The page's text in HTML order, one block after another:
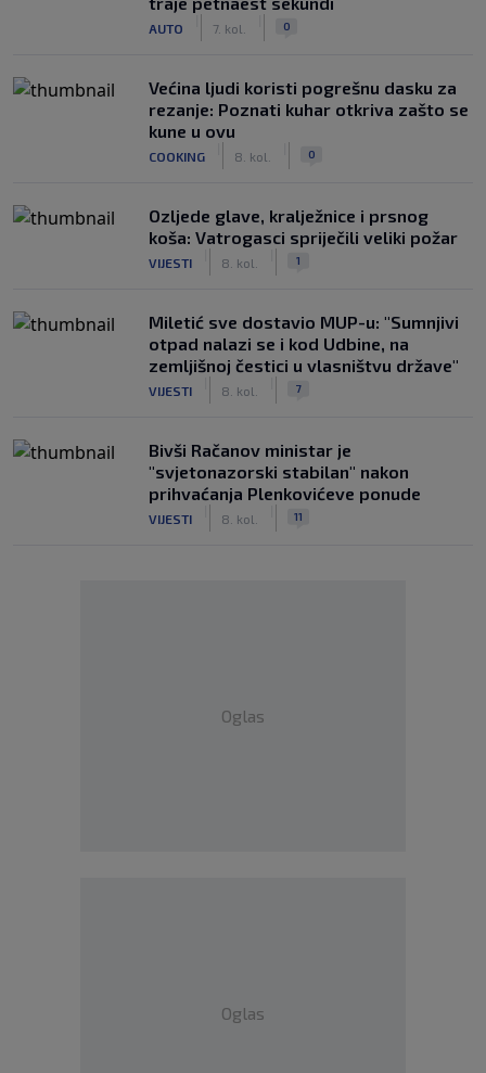
AUTO 7. kol. 0
Većina ljudi koristi pogrešnu dasku za
rezanje: Poznati kuhar otkriva zašto se
kune u ovu
COOKING 8. kol. 0
Ozljede glave, kralježnice i prsnog
koša: Vatrogasci spriječili veliki požar
VIJESTI 8. kol. 1
Miletić sve dostavio MUP-u: "Sumnjivi
otpad nalazi se i kod Udbine, na
zemljišnoj čestici u vlasništvu države"
VIJESTI 8. kol. 7
Bivši Račanov ministar je
"svjetonazorski stabilan" nakon
prihvaćanja Plenkovićeve ponude
VIJESTI 8. kol. 11
Oglas
Oglas